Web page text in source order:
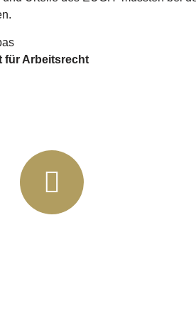
für Arbeitsrecht